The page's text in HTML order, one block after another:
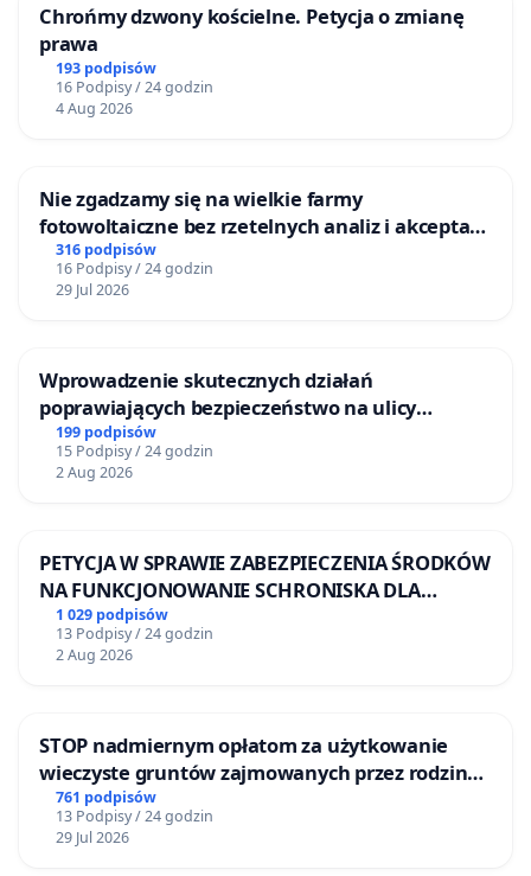
Chrońmy dzwony kościelne. Petycja o zmianę
prawa
193 podpisów
16 Podpisy / 24 godzin
4 Aug 2026
Nie zgadzamy się na wielkie farmy
fotowoltaiczne bez rzetelnych analiz i akceptacji
mieszkańców
316 podpisów
16 Podpisy / 24 godzin
29 Jul 2026
Wprowadzenie skutecznych działań
poprawiających bezpieczeństwo na ulicy
Żeromskiego w Otwocku
199 podpisów
15 Podpisy / 24 godzin
2 Aug 2026
PETYCJA W SPRAWIE ZABEZPIECZENIA ŚRODKÓW
NA FUNKCJONOWANIE SCHRONISKA DLA
BEZDOMNYCH ZWIERZĄT W SKARYSZEWIE
1 029 podpisów
13 Podpisy / 24 godzin
2 Aug 2026
STOP nadmiernym opłatom za użytkowanie
wieczyste gruntów zajmowanych przez rodzinne
ogrody działkowe.
761 podpisów
13 Podpisy / 24 godzin
29 Jul 2026